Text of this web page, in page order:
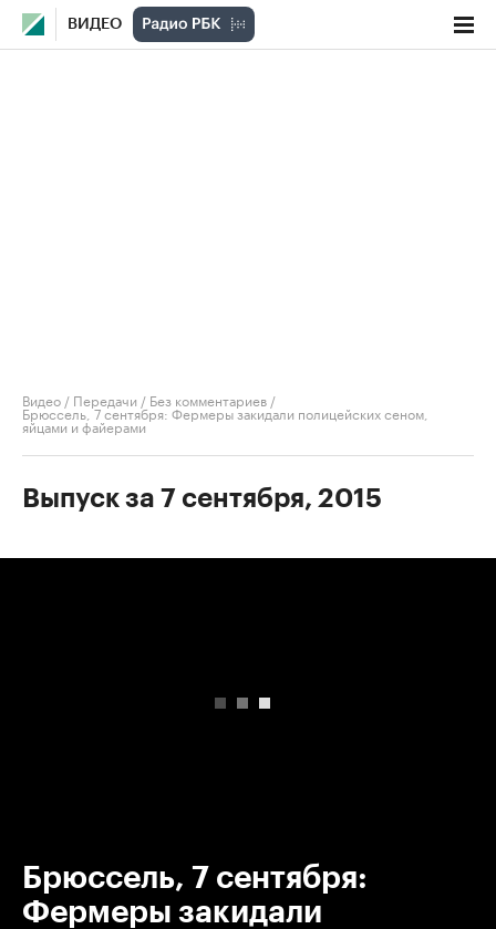
ВИДЕО
Видео / Передачи / Без комментариев /
Брюссель, 7 сентября: Фермеры закидали полицейских сеном,
яйцами и файерами
Выпуск за 7 сентября, 2015
Брюссель, 7 сентября:
Фермеры закидали